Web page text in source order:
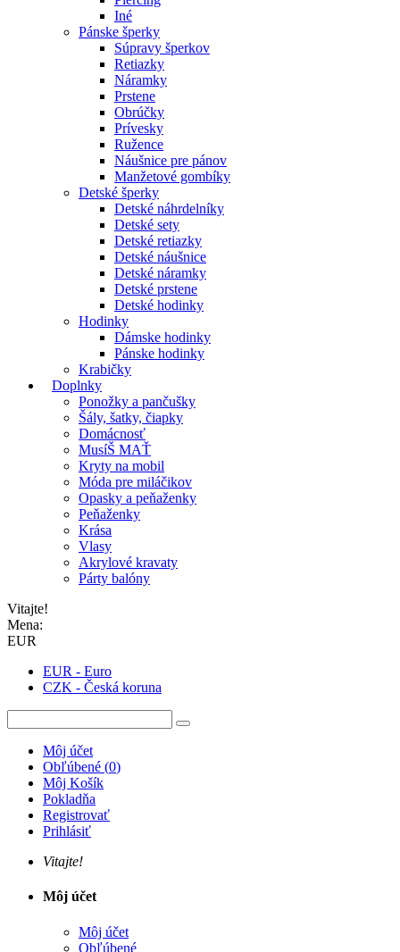
Iné
Pánske šperky
Súpravy šperkov
Retiazky
Náramky
Prstene
Obrúčky
Prívesky
Ružence
Náušnice pre pánov
Manžetové gombíky
Detské šperky
Detské náhrdelníky
Detské sety
Detské retiazky
Detské náušnice
Detské náramky
Detské prstene
Detské hodinky
Hodinky
Dámske hodinky
Pánske hodinky
Krabičky
Doplnky
Ponožky a pančušky
Šály, šatky, čiapky
Domácnosť
MusíŠ MAŤ
Kryty na mobil
Móda pre miláčikov
Opasky a peňaženky
Peňaženky
Krása
Vlasy
Akrylové kravaty
Párty balóny
Vitajte!
Mena:
EUR
EUR - Euro
CZK - Česká koruna
Môj účet
Obľúbené (0)
Môj Košík
Pokladňa
Registrovať
Prihlásiť
Vitajte!
Môj účet
Môj účet
Obľúbené